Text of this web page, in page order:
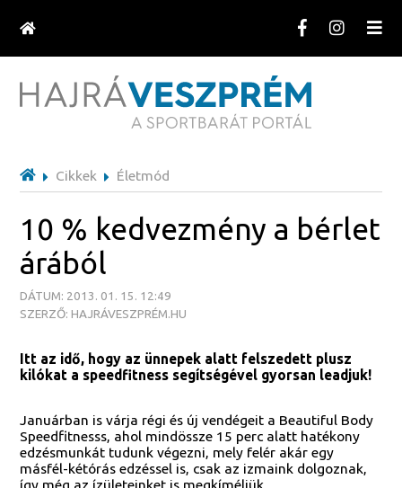
Cikkek Életmód
10 % kedvezmény a bérlet
árából
DÁTUM: 2013. 01. 15. 12:49
SZERZŐ: HAJRÁVESZPRÉM.HU
Itt az idő, hogy az ünnepek alatt felszedett plusz
kilókat a speedfitness segítségével gyorsan leadjuk!
Januárban is várja régi és új vendégeit a Beautiful Body
Speedfitnesss, ahol mindössze 15 perc alatt hatékony
edzésmunkát tudunk végezni, mely felér akár egy
másfél-kétórás edzéssel is, csak az izmaink dolgoznak,
így még az ízületeinket is megkíméljük.